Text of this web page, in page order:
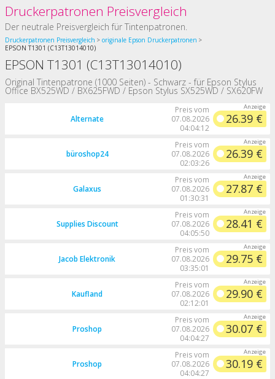
Druckerpatronen Preisvergleich
Der neutrale Preisvergleich für Tintenpatronen.
Druckerpatronen Preisvergleich
originale Epson Druckerpatronen
EPSON T1301 (C13T13014010)
EPSON T1301 (C13T13014010)
Original Tintenpatrone (1000 Seiten) - Schwarz - für Epson Stylus
Office BX525WD / BX625FWD / Epson Stylus SX525WD / SX620FW
Alternate
Preis vom
07.08.2026
04:04:12
26.39 €
büroshop24
Preis vom
07.08.2026
02:03:26
26.39 €
Galaxus
Preis vom
07.08.2026
01:30:31
27.87 €
Supplies Discount
Preis vom
07.08.2026
04:05:50
28.41 €
Jacob Elektronik
Preis vom
07.08.2026
03:35:01
29.75 €
Kaufland
Preis vom
07.08.2026
02:12:01
29.90 €
Proshop
Preis vom
07.08.2026
04:04:27
30.07 €
Proshop
Preis vom
07.08.2026
04:04:27
30.19 €